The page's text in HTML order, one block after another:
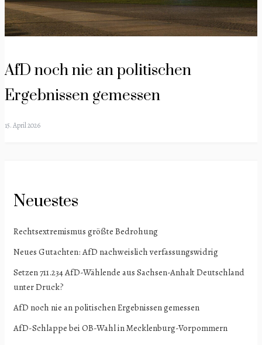
AfD noch nie an politischen
Ergebnissen gemessen
15. April 2026
Neuestes
Rechtsextremismus größte Bedrohung
Neues Gutachten: AfD nachweislich verfassungswidrig
Setzen 711.234 AfD-Wählende aus Sachsen-Anhalt Deutschland
unter Druck?
AfD noch nie an politischen Ergebnissen gemessen
AfD-Schlappe bei OB-Wahl in Mecklenburg-Vorpommern